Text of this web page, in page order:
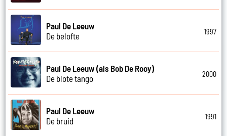
Paul De Leeuw
De belofte
1997
Paul De Leeuw (als Bob De Rooy)
De blote tango
2000
Paul De Leeuw
De bruid
1991